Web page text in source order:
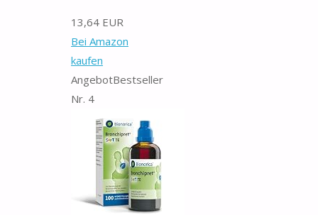
13,64 EUR
Bei Amazon
kaufen
AngebotBestseller
Nr. 4